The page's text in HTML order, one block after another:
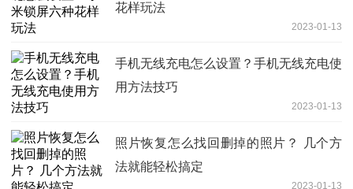
花样玩法
2023-01-13
手机无线充电怎么设置？手机无线充电使
用方法技巧
2023-01-13
照片恢复怎么找回删掉的照片？ 几个方
法就能轻松搞定
2023-01-13